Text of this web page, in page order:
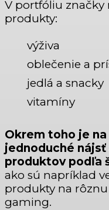
V portfóliu značky
produkty:
výživa
oblečenie a
jedlá a snacky
vitamíny
Okrem toho je
jednoduché
produktov podľa
ako sú napríklad
produkty na
gaming.